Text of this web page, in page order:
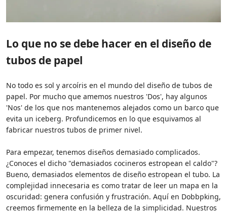
Lo que no se debe hacer en el diseño de
tubos de papel
No todo es sol y arcoíris en el mundo del diseño de tubos de
papel. Por mucho que amemos nuestros 'Dos', hay algunos
'Nos' de los que nos mantenemos alejados como un barco que
evita un iceberg. Profundicemos en lo que esquivamos al
fabricar nuestros tubos de primer nivel.
Para empezar, tenemos diseños demasiado complicados.
¿Conoces el dicho "demasiados cocineros estropean el caldo"?
Bueno, demasiados elementos de diseño estropean el tubo. La
complejidad innecesaria es como tratar de leer un mapa en la
oscuridad: genera confusión y frustración. Aquí en Dobbpking,
creemos firmemente en la belleza de la simplicidad. Nuestros